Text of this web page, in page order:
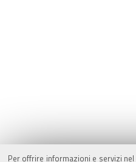
Per offrire informazioni e servizi